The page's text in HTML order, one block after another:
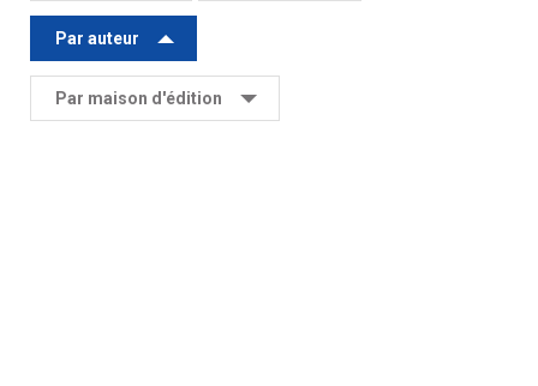
Par auteur
Par maison d'édition